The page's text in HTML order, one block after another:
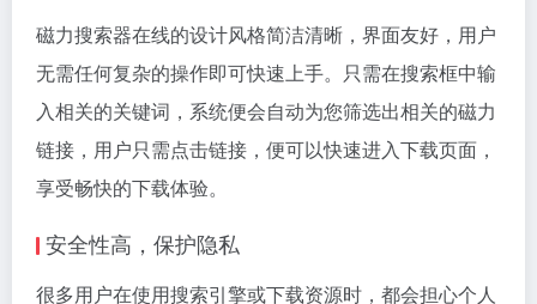
磁力搜索器在线的设计风格简洁清晰，界面友好，用户
无需任何复杂的操作即可快速上手。只需在搜索框中输
入相关的关键词，系统便会自动为您筛选出相关的磁力
链接，用户只需点击链接，便可以快速进入下载页面，
享受畅快的下载体验。
安全性高，保护隐私
很多用户在使用搜索引擎或下载资源时，都会担心个人